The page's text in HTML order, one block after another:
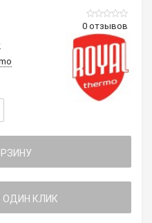
0 отзывов
ОДИН КЛИК